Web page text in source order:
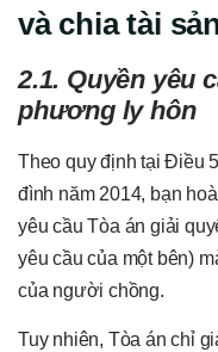
và chia tài
2.1. Quyền yêu
phương ly hôn
Theo quy định tại Điều
đình năm 2014, bạn
yêu cầu Tòa án giải
yêu cầu của một bên)
của người chồng.
Tuy nhiên, Tòa án chỉ